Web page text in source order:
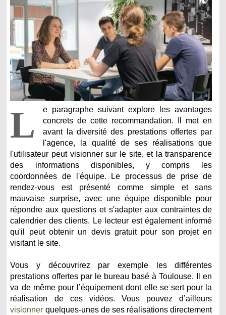
L
e paragraphe suivant explore les avantages
concrets de cette recommandation. Il met en
avant la diversité des prestations offertes par
l'agence, la qualité de ses réalisations que
l'utilisateur peut visionner sur le site, et la transparence
des informations disponibles, y compris les
coordonnées de l'équipe. Le processus de prise de
rendez-vous est présenté comme simple et sans
mauvaise surprise, avec une équipe disponible pour
répondre aux questions et s'adapter aux contraintes de
calendrier des clients. Le lecteur est également informé
qu'il peut obtenir un devis gratuit pour son projet en
visitant le site.
Vous y découvrirez par exemple les différentes
prestations offertes par le bureau basé à Toulouse. Il en
va de même pour l’équipement dont elle se sert pour la
réalisation de ces vidéos. Vous pouvez d’ailleurs
visionner quelques-unes de ses réalisations directement